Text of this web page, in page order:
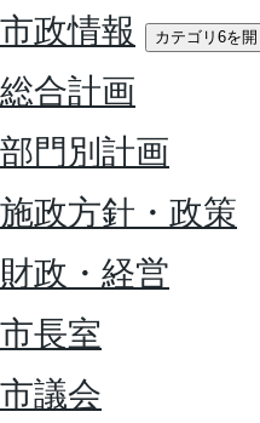
市政情報 カテゴリ6を開
総合計画
部門別計画
施政方針・政策
財政・経営
市長室
市議会